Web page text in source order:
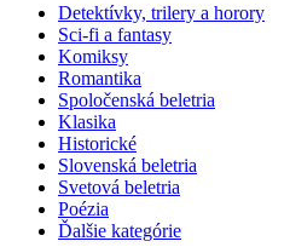
Detektívky, trilery a horory
Sci-fi a fantasy
Komiksy
Romantika
Spoločenská beletria
Klasika
Historické
Slovenská beletria
Svetová beletria
Poézia
Ďalšie kategórie